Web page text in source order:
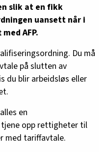
slik at en fikk
uansett når i
AFP.
Du må
på slutten av
du blir arbeidsløs eller
en
tjene opp rettigheter til
med tariffavtale.